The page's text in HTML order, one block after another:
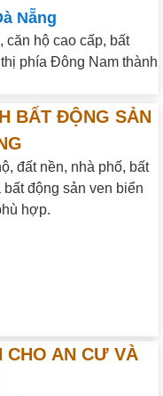
Nẵng
căn hộ cao cấp, bất
phía Đông Nam thành
BẤT ĐỘNG SẢN
đất nền, nhà phố, bất
động sản ven biển
hợp.
CHO AN CƯ VÀ